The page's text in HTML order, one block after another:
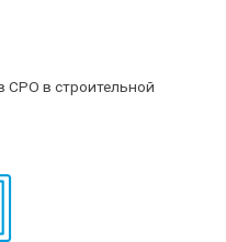
СРО в строительной